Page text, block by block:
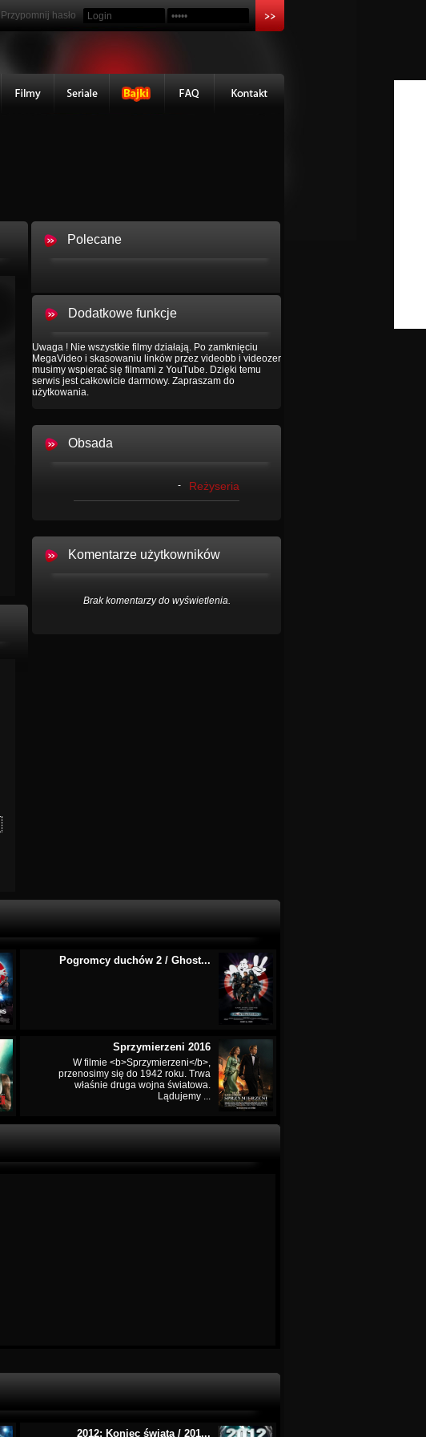
Przypomnij hasło
Polecane
Dodatkowe funkcje
Uwaga ! Nie wszystkie filmy działają. Po zamknięciu
MegaVideo i skasowaniu linków przez videobb i videozer
musimy wspierać się filmami z YouTube. Dzięki temu
serwis jest całkowicie darmowy. Zapraszam do
użytkowania.
Obsada
- Reżyseria
Komentarze użytkowników
Brak komentarzy do wyświetlenia.
Pogromcy duchów 2 / Ghost...
Sprzymierzeni 2016
W filmie <b>Sprzymierzeni</b>,
przenosimy się do 1942 roku. Trwa
właśnie druga wojna światowa.
Lądujemy ...
2012: Koniec świata / 201...